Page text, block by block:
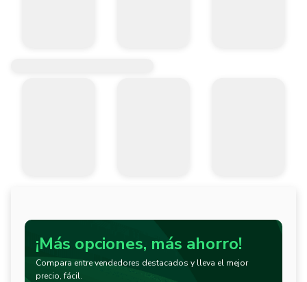
¡Más opciones, más ahorro!
Compara entre vendedores destacados y lleva el mejor
precio, fácil.